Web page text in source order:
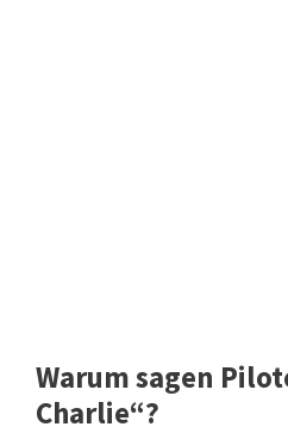
Warum sagen
Charlie“?